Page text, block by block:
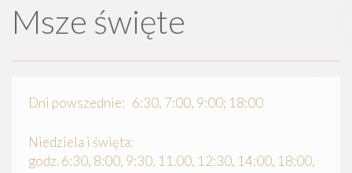
Msze święte
Dni powszednie: 6:30, 7:00, 9:00; 18:00
Niedziela i święta:
godz. 6:30, 8:00, 9:30, 11.00, 12:30, 14:00, 18:00,